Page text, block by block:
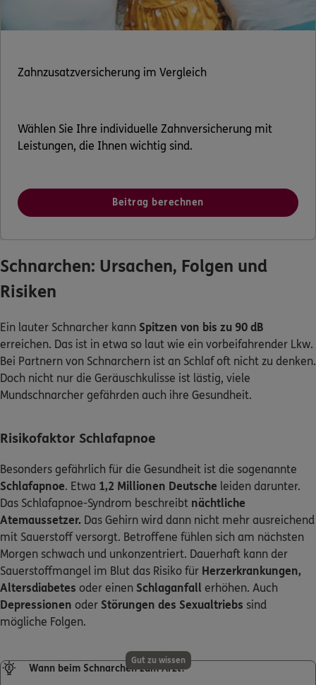
Zahnzusatzversicherung im Vergleich
Wählen Sie Ihre individuelle Zahnversicherung mit
Leistungen, die Ihnen wichtig sind.
Beitrag berechnen
Schnarchen: Ursachen, Folgen und
Risiken
Ein lauter Schnarcher kann Spitzen von bis zu 90 dB
erreichen. Das ist in etwa so laut wie ein vorbeifahrender Lkw.
Bei Partnern von Schnarchern ist an Schlaf oft nicht zu denken.
Doch nicht nur die Geräuschkulisse ist lästig, viele
Mundschnarcher gefährden auch ihre Gesundheit.
Risikofaktor Schlafapnoe
Besonders gefährlich für die Gesundheit ist die sogenannte
Schlafapnoe. Etwa 1,2 Millionen Deutsche leiden darunter.
Das Schlafapnoe-Syndrom beschreibt nächtliche
Atemaussetzer. Das Gehirn wird dann nicht mehr ausreichend
mit Sauerstoff versorgt. Betroffene fühlen sich am nächsten
Morgen schwach und unkonzentriert. Dauerhaft kann der
Sauerstoffmangel im Blut das Risiko für Herzerkrankungen,
Altersdiabetes oder einen Schlaganfall erhöhen. Auch
Depressionen oder Störungen des Sexualtriebs sind
mögliche Folgen.
Gut zu wissen
Wann beim Schnarchen zum Arzt?